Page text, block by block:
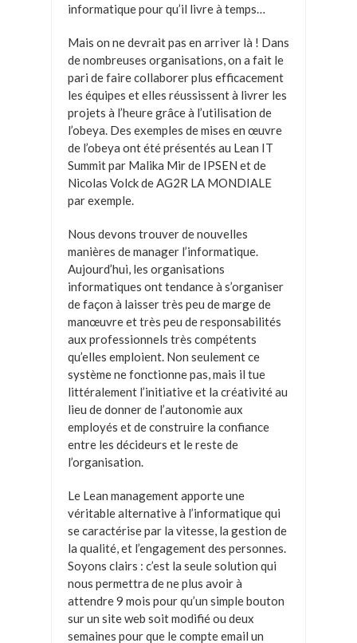
informatique pour qu’il livre à temps…
Mais on ne devrait pas en arriver là ! Dans
de nombreuses organisations, on a fait le
pari de faire collaborer plus efficacement
les équipes et elles réussissent à livrer les
projets à l’heure grâce à l’utilisation de
l’obeya. Des exemples de mises en œuvre
de l’obeya ont été présentés au Lean IT
Summit par Malika Mir de IPSEN et de
Nicolas Volck de AG2R LA MONDIALE
par exemple.
Nous devons trouver de nouvelles
manières de manager l’informatique.
Aujourd’hui, les organisations
informatiques ont tendance à s’organiser
de façon à laisser très peu de marge de
manœuvre et très peu de responsabilités
aux professionnels très compétents
qu’elles emploient. Non seulement ce
système ne fonctionne pas, mais il tue
littéralement l’initiative et la créativité au
lieu de donner de l’autonomie aux
employés et de construire la confiance
entre les décideurs et le reste de
l’organisation.
Le Lean management apporte une
véritable alternative à l’informatique qui
se caractérise par la vitesse, la gestion de
la qualité, et l’engagement des personnes.
Soyons clairs : c’est la seule solution qui
nous permettra de ne plus avoir à
attendre 9 mois pour qu’un simple bouton
sur un site web soit modifié ou deux
semaines pour que le compte email un